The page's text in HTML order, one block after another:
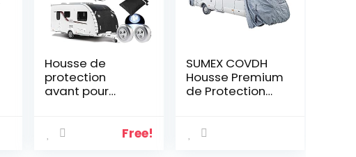
Housse de
protection
avant pour
fixations
Free!
SUMEX COVDH
Housse Premium
de Protection